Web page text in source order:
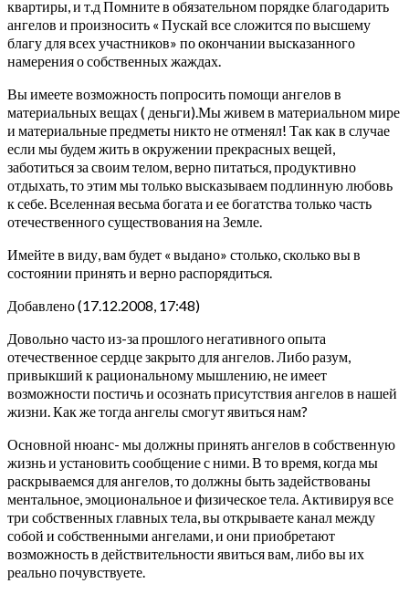
квартиры, и т.д Помните в обязательном порядке благодарить
ангелов и произносить « Пускай все сложится по высшему
благу для всех участников» по окончании высказанного
намерения о собственных жаждах.
Вы имеете возможность попросить помощи ангелов в
материальных вещах ( деньги).Мы живем в материальном мире
и материальные предметы никто не отменял! Так как в случае
если мы будем жить в окружении прекрасных вещей,
заботиться за своим телом, верно питаться, продуктивно
отдыхать, то этим мы только высказываем подлинную любовь
к себе. Вселенная весьма богата и ее богатства только часть
отечественного существования на Земле.
Имейте в виду, вам будет « выдано» столько, сколько вы в
состоянии принять и верно распорядиться.
Добавлено (17.12.2008, 17:48)
Довольно часто из-за прошлого негативного опыта
отечественное сердце закрыто для ангелов. Либо разум,
привыкший к рациональному мышлению, не имеет
возможности постичь и осознать присутствия ангелов в нашей
жизни. Как же тогда ангелы смогут явиться нам?
Основной нюанс- мы должны принять ангелов в собственную
жизнь и установить сообщение с ними. В то время, когда мы
раскрываемся для ангелов, то должны быть задействованы
ментальное, эмоциональное и физическое тела. Активируя все
три собственных главных тела, вы открываете канал между
собой и собственными ангелами, и они приобретают
возможность в действительности явиться вам, либо вы их
реально почувствуете.